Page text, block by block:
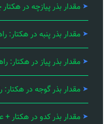
مقدار بذر پیازچه در
مقدار بذر پنبه در هکتار:
مقدار بذر پیاز در هکتار:
مقدار بذر گوجه در
مقدار بذر کدو در هکتار +